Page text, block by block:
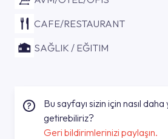
CAFE/RESTAURANT
SAĞLIK / EĞITIM
Bu sayfayı sizin için nasıl daha
getirebiliriz?
Geri bildirimlerinizi paylaşın.